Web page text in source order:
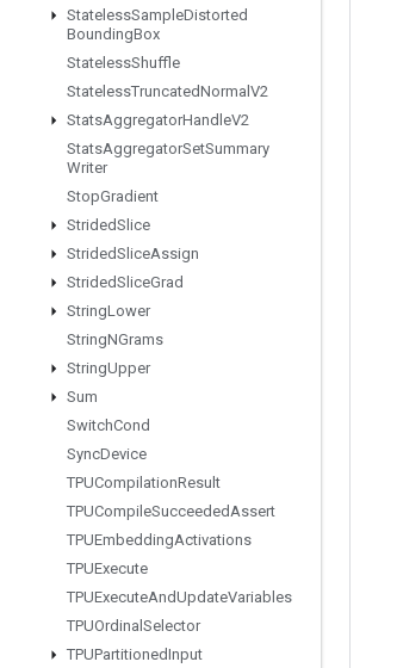
StatelessSampleDistorted
BoundingBox
StatelessShuffle
StatelessTruncatedNormal V2
StatsAggregatorHandleV2
StatsAggregatorSetSummary
Writer
StopGradient
StridedSlice
StridedSliceAssign
StridedSliceGrad
StringLower
StringNGrams
StringUpper
Sum
SwitchCond
SyncDevice
TPUCompilationResult
TPUCompileSucceededAssert
TPUEmbeddingActivations
TPUExecute
TPUExecuteAndUpdateVariables
TPUOrdinal Selector
TPUPartitionedInput